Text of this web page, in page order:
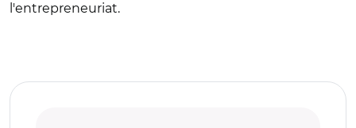
l'entrepreneuriat.